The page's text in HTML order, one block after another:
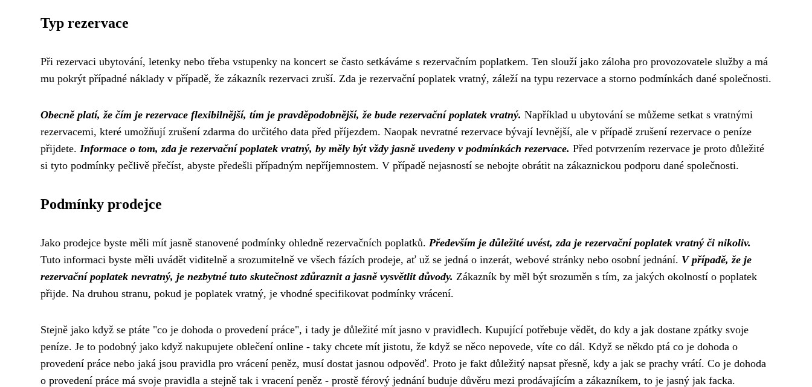
Typ rezervace
Při rezervaci ubytování, letenky nebo třeba vstupenky na koncert se často setkáváme s rezervačním poplatkem. Ten slouží jako záloha pro provozovatele služby a má
mu pokrýt případné náklady v případě, že zákazník rezervaci zruší. Zda je rezervační poplatek vratný, záleží na typu rezervace a storno podmínkách dané společnosti.
Obecně platí, že čím je rezervace flexibilnější, tím je pravděpodobnější, že bude rezervační poplatek vratný. Například u ubytování se můžeme setkat s vratnými
rezervacemi, které umožňují zrušení zdarma do určitého data před příjezdem. Naopak nevratné rezervace bývají levnější, ale v případě zrušení rezervace o peníze
přijdete. Informace o tom, zda je rezervační poplatek vratný, by měly být vždy jasně uvedeny v podmínkách rezervace. Před potvrzením rezervace je proto důležité
si tyto podmínky pečlivě přečíst, abyste předešli případným nepříjemnostem. V případě nejasností se nebojte obrátit na zákaznickou podporu dané společnosti.
Podmínky prodejce
Jako prodejce byste měli mít jasně stanovené podmínky ohledně rezervačních poplatků. Především je důležité uvést, zda je rezervační poplatek vratný či nikoliv.
Tuto informaci byste měli uvádět viditelně a srozumitelně ve všech fázích prodeje, ať už se jedná o inzerát, webové stránky nebo osobní jednání. V případě, že je
rezervační poplatek nevratný, je nezbytné tuto skutečnost zdůraznit a jasně vysvětlit důvody. Zákazník by měl být srozuměn s tím, za jakých okolností o poplatek
přijde. Na druhou stranu, pokud je poplatek vratný, je vhodné specifikovat podmínky vrácení.
Stejně jako když se ptáte "co je dohoda o provedení práce", i tady je důležité mít jasno v pravidlech. Kupující potřebuje vědět, do kdy a jak dostane zpátky svoje
peníze. Je to podobný jako když nakupujete oblečení online - taky chcete mít jistotu, že když se něco nepovede, víte co dál. Když se někdo ptá co je dohoda o
provedení práce nebo jaká jsou pravidla pro vrácení peněz, musí dostat jasnou odpověď. Proto je fakt důležitý napsat přesně, kdy a jak se prachy vrátí. Co je dohoda
o provedení práce má svoje pravidla a stejně tak i vracení peněz - prostě férový jednání buduje důvěru mezi prodávajícím a zákazníkem, to je jasný jak facka.